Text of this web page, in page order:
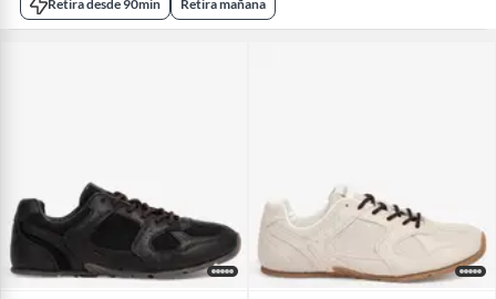
Retira desde 90min Retira mañana